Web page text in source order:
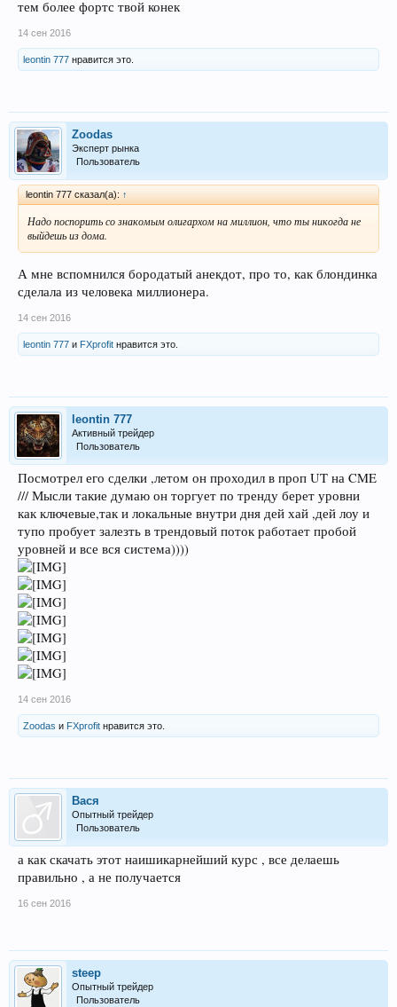
тем более фортс твой конек
14 сен 2016
leontin 777 нравится это.
Zoodas
Эксперт рынка
Пользователь
leontin 777 сказал(а): ↑
Надо поспорить со знакомым олигархом на миллион, что ты никогда не
выйдешь из дома.
А мне вспомнился бородатый анекдот, про то, как блондинка
сделала из человека миллионера.
14 сен 2016
leontin 777 и FXprofit нравится это.
leontin 777
Активный трейдер
Пользователь
Посмотрел его сделки ,летом он проходил в проп UT на CME
/// Мысли такие думаю он торгует по тренду берет уровни
как ключевые,так и локальные внутри дня дей хай ,дей лоу и
тупо пробует залезть в трендовый поток работает пробой
уровней и все вся система))))
14 сен 2016
Zoodas и FXprofit нравится это.
Вася
Опытный трейдер
Пользователь
а как скачать этот наишикарнейший курс , все делаешь
правильно , а не получается
16 сен 2016
steep
Опытный трейдер
Пользователь